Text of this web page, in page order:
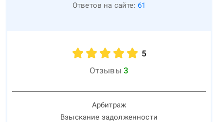
Ответов на сайте: 61
5
Отзывы 3
Арбитраж
Взыскание задолженности